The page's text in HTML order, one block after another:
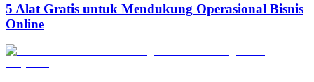
5 Alat Gratis untuk Mendukung Operasional Bisnis
Online